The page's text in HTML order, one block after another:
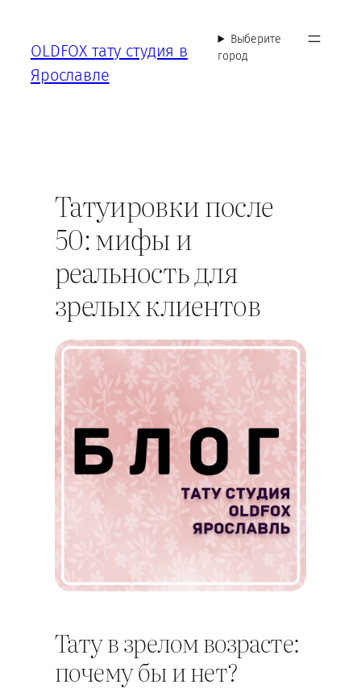
содержимому
OLDFOX тату студия в
Ярославле
Выберите
город
Татуировки после
50: мифы и
реальность для
зрелых клиентов
Тату в зрелом возрасте:
почему бы и нет?